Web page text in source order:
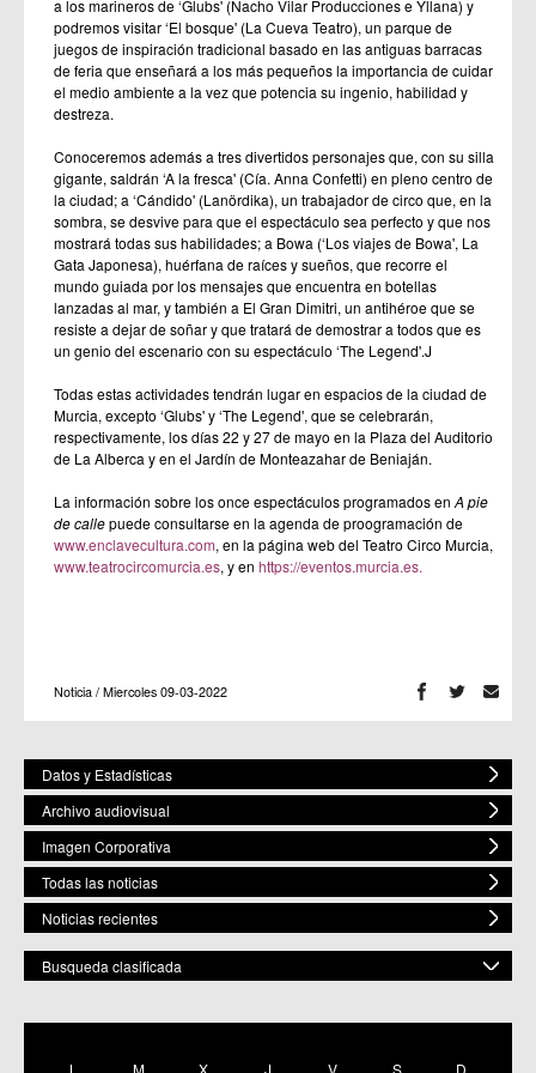
a los marineros de ‘Glubs' (Nacho Vilar Producciones e Yllana) y
podremos visitar ‘El bosque' (La Cueva Teatro), un parque de
juegos de inspiración tradicional basado en las antiguas barracas
de feria que enseñará a los más pequeños la importancia de cuidar
el medio ambiente a la vez que potencia su ingenio, habilidad y
destreza.
Conoceremos además a tres divertidos personajes que, con su silla
gigante, saldrán ‘A la fresca' (Cía. Anna Confetti) en pleno centro de
la ciudad; a ‘Cándido' (Lanördika), un trabajador de circo que, en la
sombra, se desvive para que el espectáculo sea perfecto y que nos
mostrará todas sus habilidades; a Bowa (‘Los viajes de Bowa', La
Gata Japonesa), huérfana de raíces y sueños, que recorre el
mundo guiada por los mensajes que encuentra en botellas
lanzadas al mar, y también a El Gran Dimitri, un antihéroe que se
resiste a dejar de soñar y que tratará de demostrar a todos que es
un genio del escenario con su espectáculo ‘The Legend'.J
Todas estas actividades tendrán lugar en espacios de la ciudad de
Murcia, excepto ‘Glubs' y ‘The Legend', que se celebrarán,
respectivamente, los días 22 y 27 de mayo en la Plaza del Auditorio
de La Alberca y en el Jardín de Monteazahar de Beniaján.
La información sobre los once espectáculos programados en A pie
de callepuede consultarse en la agenda de proogramación de
www.enclavecultura.com, en la página web del Teatro Circo Murcia,
www.teatrocircomurcia.es, y en https://eventos.murcia.es.
Noticia / Miercoles 09-03-2022
Datos y Estadísticas
Archivo audiovisual
Imagen Corporativa
Todas las noticias
Noticias recientes
Busqueda clasificada
L M X J V S
D